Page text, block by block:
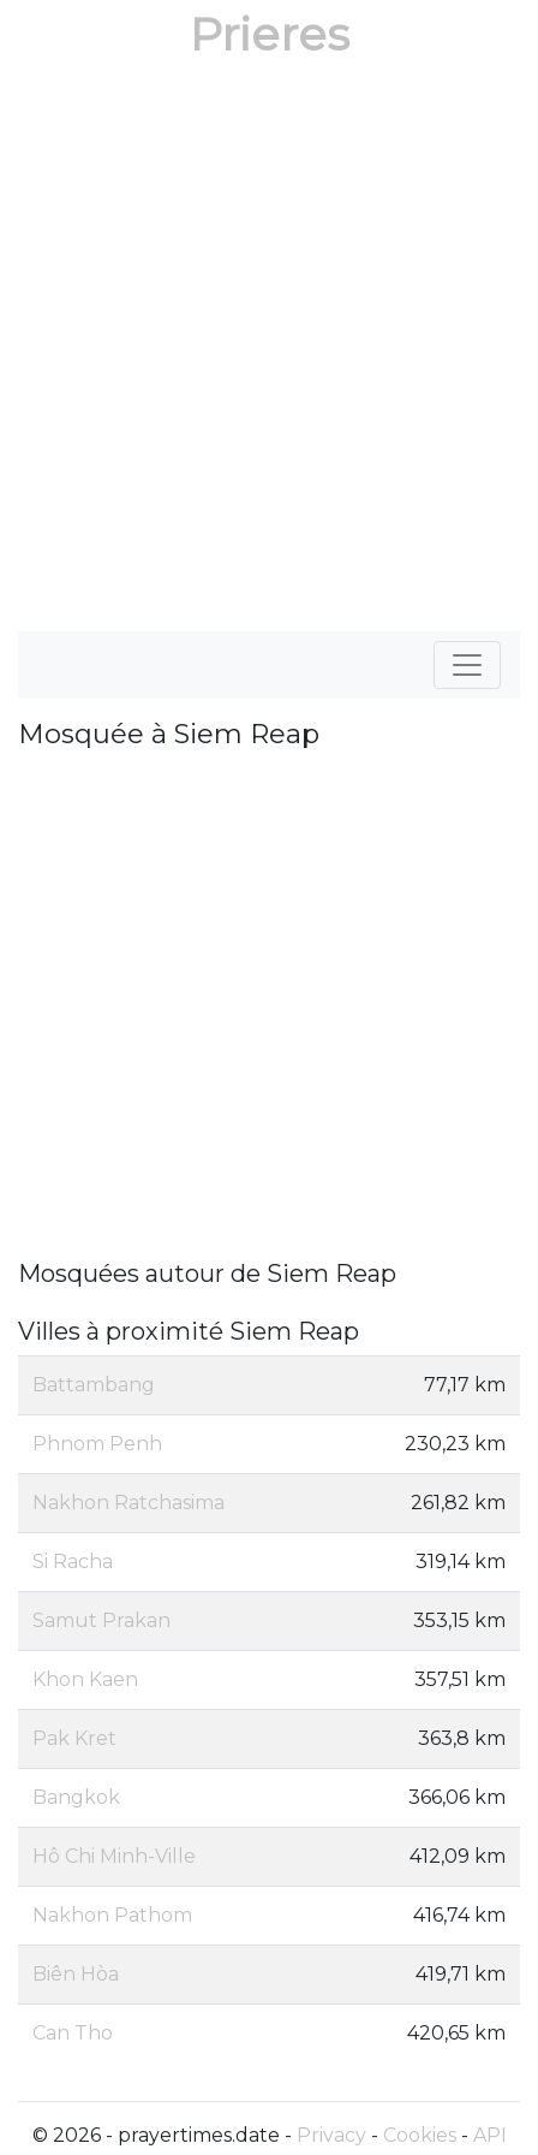
Prieres
Mosquée à Siem Reap
Mosquées autour de Siem Reap
Villes à proximité Siem Reap
Battambang 77,17 km
Phnom Penh 230,23 km
Nakhon Ratchasima 261,82 km
Si Racha 319,14 km
Samut Prakan 353,15 km
Khon Kaen 357,51 km
Pak Kret 363,8 km
Bangkok 366,06 km
Hô Chi Minh-Ville 412,09 km
Nakhon Pathom 416,74 km
Biên Hòa 419,71 km
Can Tho 420,65 km
© 2026 - prayertimes.date - Privacy- Cookies- API